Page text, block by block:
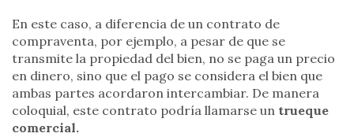
En este caso, a diferencia de un contrato de
compraventa, por ejemplo, a pesar de que se
transmite la propiedad del bien, no se paga un precio
en dinero, sino que el pago se considera el bien que
ambas partes acordaron intercambiar. De manera
coloquial, este contrato podría llamarse un trueque
comercial.